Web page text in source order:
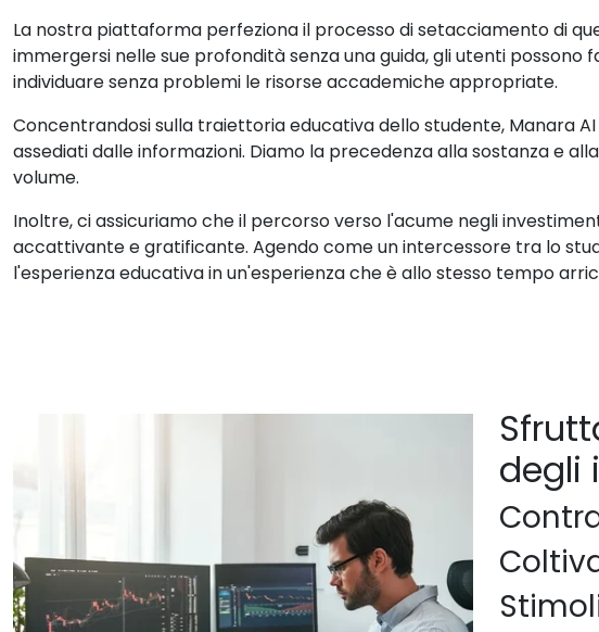
La nostra piattaforma perfeziona il processo di setacciamento di
immergersi nelle sue profondità senza una guida, gli utenti possono
individuare senza problemi le risorse accademiche appropriate.
Concentrandosi sulla traiettoria educativa dello studente, Manara
assediati dalle informazioni. Diamo la precedenza alla sostanza e
volume.
Inoltre, ci assicuriamo che il percorso verso l'acume negli
accattivante e gratificante. Agendo come un intercessore tra lo
l'esperienza educativa in un'esperienza che è allo stesso tempo
degli